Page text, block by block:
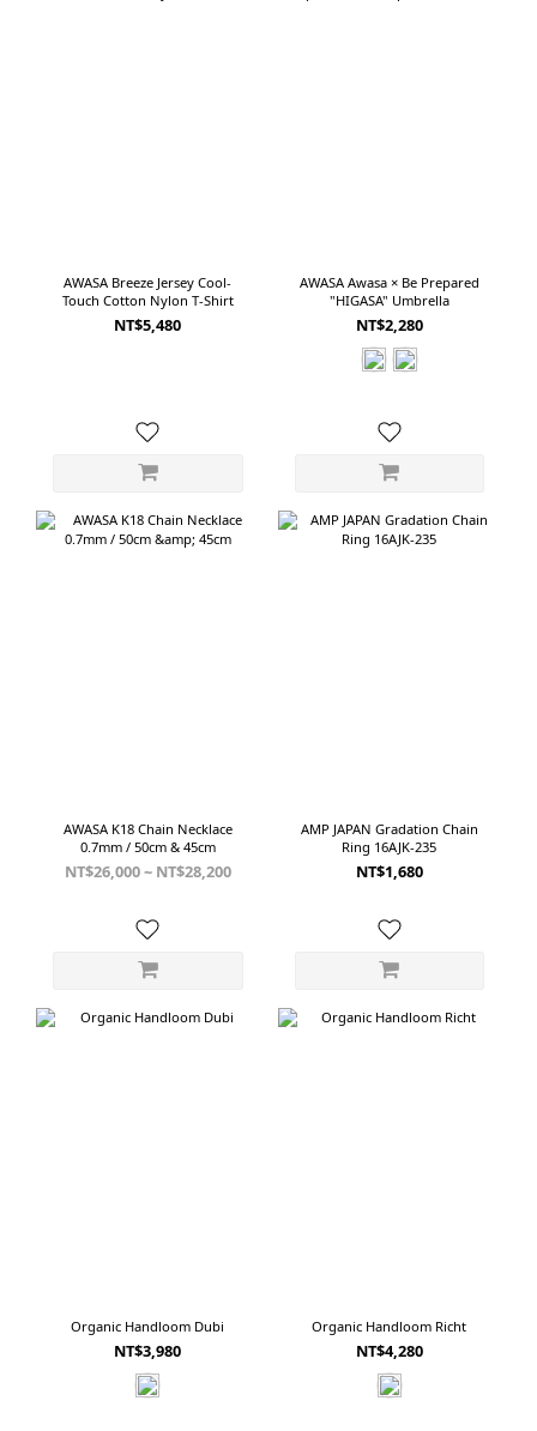
AWASA Breeze Jersey Cool-
Touch Cotton Nylon T-Shirt
NT$5,480
AWASA Awasa × Be Prepared
"HIGASA" Umbrella
NT$2,280
AWASA K18 Chain Necklace
0.7mm / 50cm & 45cm
NT$26,000 ~ NT$28,200
AMP JAPAN Gradation Chain
Ring 16AJK-235
NT$1,680
Organic Handloom Dubi
NT$3,980
Organic Handloom Richt
NT$4,280